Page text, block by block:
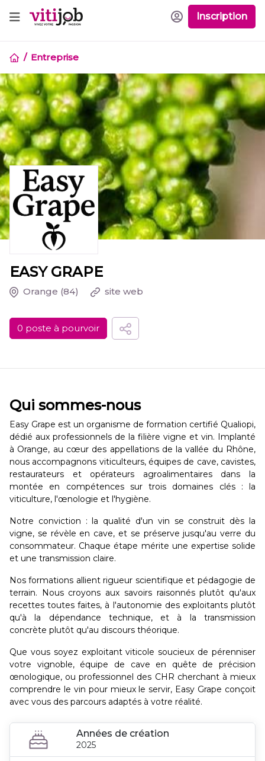
Inscription
Entreprise
EASY GRAPE
Orange (84) site web
0 poste à pourvoir
Qui sommes-nous
Easy Grape est un organisme de formation certifié Qualiopi,
dédié aux professionnels de la filière vigne et vin. Implanté
à Orange, au cœur des appellations de la vallée du Rhône,
nous accompagnons viticulteurs, équipes de cave, cavistes,
restaurateurs et opérateurs agroalimentaires dans la
montée en compétences sur trois domaines clés : la
viticulture, l'œnologie et l'hygiène.
Notre conviction : la qualité d'un vin se construit dès la
vigne, se révèle en cave, et se préserve jusqu'au verre du
consommateur. Chaque étape mérite une expertise solide
et une transmission claire.
Nos formations allient rigueur scientifique et pédagogie de
terrain. Nous croyons aux savoirs raisonnés plutôt qu'aux
recettes toutes faites, à l'autonomie des exploitants plutôt
qu'à la dépendance technique, et à la transmission
concrète plutôt qu'au discours théorique.
Que vous soyez exploitant viticole soucieux de pérenniser
votre vignoble, équipe de cave en quête de précision
œnologique, ou professionnel des CHR cherchant à mieux
comprendre le vin pour mieux le servir, Easy Grape conçoit
avec vous des parcours adaptés à votre réalité.
Années de création
2025